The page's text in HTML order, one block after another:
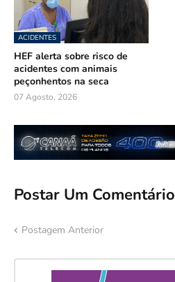
ACIDENTES
HEF alerta sobre risco de
acidentes com animais
peçonhentos na seca
07 Agosto, 2026
Postar Um Comentário
Postagem Anterior